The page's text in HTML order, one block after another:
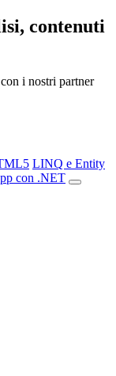
contenuti
i nostri partner
LINQ e Entity
con .NET